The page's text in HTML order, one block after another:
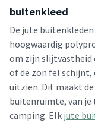
buitenkleed
De jute
hoogwaardig
om zijn slijtvastheid
of de zon fel
uitzien. Dit maakt
buitenruimte, van
camping. Elk jute